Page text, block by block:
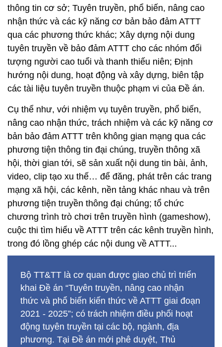
thông tin cơ sở; Tuyên truyền, phổ biến, nâng cao
nhận thức và các kỹ năng cơ bản bảo đảm ATTT
qua các phương thức khác; Xây dựng nội dung
tuyên truyền về bảo đảm ATTT cho các nhóm đối
tượng người cao tuổi và thanh thiếu niên; Định
hướng nội dung, hoạt động và xây dựng, biên tập
các tài liệu tuyên truyền thuộc phạm vi của Đề án.
Cụ thể như, với nhiệm vụ tuyên truyền, phổ biến,
nâng cao nhận thức, trách nhiệm và các kỹ năng cơ
bản bảo đảm ATTT trên không gian mạng qua các
phương tiện thông tin đại chúng, truyền thông xã
hội, thời gian tới, sẽ sản xuất nội dung tin bài, ảnh,
video, clip tạo xu thế… để đăng, phát trên các trang
mạng xã hội, các kênh, nền tảng khác nhau và trên
phương tiện truyền thông đại chúng; tổ chức
chương trình trò chơi trên truyền hình (gameshow),
cuộc thi tìm hiểu về ATTT trên các kênh truyền hình,
trong đó lồng ghép các nội dung về ATTT...
Bộ TT&TT là cơ quan được giao chủ trì triển
khai Đề án “Tuyên truyền, nâng cao nhận
thức và phổ biến kiến thức về ATTT giai đoạn
2021 - 2025”; có trách nhiệm điều phối hoạt
động tuyên truyền tại các bộ, ngành, địa
phương. Tại Đề án mới phê duyệt, Thủ